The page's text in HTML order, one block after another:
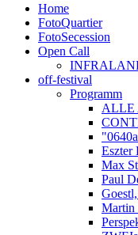
Home
FotoQuartier
FotoSecession
Open Call
off-festival
Programm
ALLE
Eszter
Max
Paul
Martin